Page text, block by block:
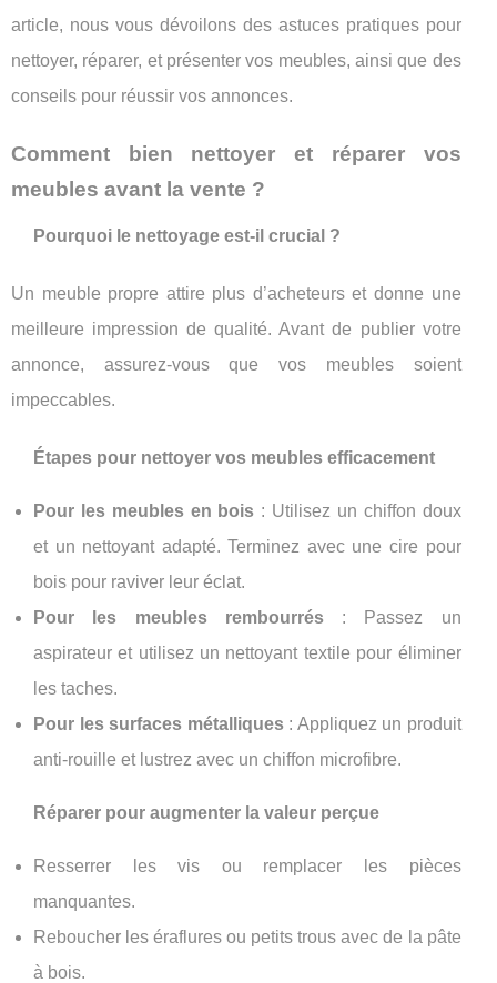
article, nous vous dévoilons des astuces pratiques pour
nettoyer, réparer, et présenter vos meubles, ainsi que des
conseils pour réussir vos annonces.
Comment bien nettoyer et réparer vos
meubles avant la vente ?
Pourquoi le nettoyage est-il crucial ?
Un meuble propre attire plus d’acheteurs et donne une
meilleure impression de qualité. Avant de publier votre
annonce, assurez-vous que vos meubles soient
impeccables.
Étapes pour nettoyer vos meubles efficacement
Pour les meubles en bois : Utilisez un chiffon doux
et un nettoyant adapté. Terminez avec une cire pour
bois pour raviver leur éclat.
Pour les meubles rembourrés: Passez un
aspirateur et utilisez un nettoyant textile pour éliminer
les taches.
Pour les surfaces métalliques: Appliquez un produit
anti-rouille et lustrez avec un chiffon microfibre.
Réparer pour augmenter la valeur perçue
Resserrer les vis ou remplacer les pièces
manquantes.
Reboucher les éraflures ou petits trous avec de la pâte
à bois.